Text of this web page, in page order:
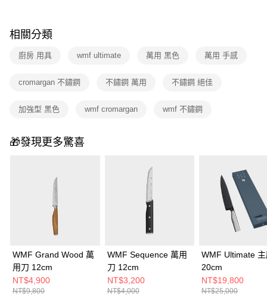
相關分類
廚房 用具 wmf ultimate 萬用 黑色 萬用 手感
cromargan 不鏽鋼 不鏽鋼 萬用 不鏽鋼 絕佳
加強型 黑色 wmf cromargan wmf 不鏽鋼
🎁發現更多驚喜
WMF Grand Wood 萬
用刀 12cm
NT$4,900
NT$9,800
WMF Sequence 萬用
刀 12cm
NT$3,200
NT$4,000
WMF Ultimate
20cm
NT$19,800
NT$25,000